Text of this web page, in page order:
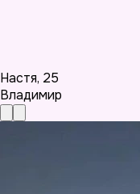
Настя, 25
Владимир